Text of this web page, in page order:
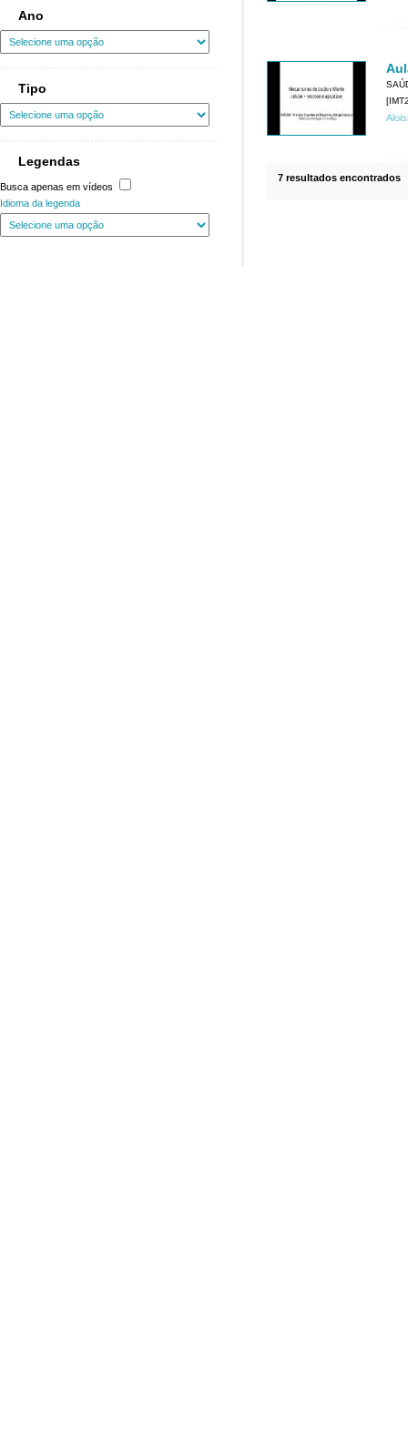
Ano
Tipo
Legendas
Busca apenas em vídeos
Idioma da legenda
7 resultados encontrados